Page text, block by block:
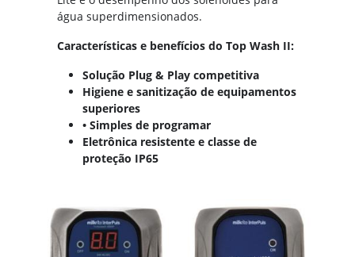
água superdimensionados.
Características e benefícios do Top Wash II:
Solução Plug & Play competitiva
Higiene e sanitização de equipamentos
superiores
• Simples de programar
Eletrônica resistente e classe de
proteção IP65